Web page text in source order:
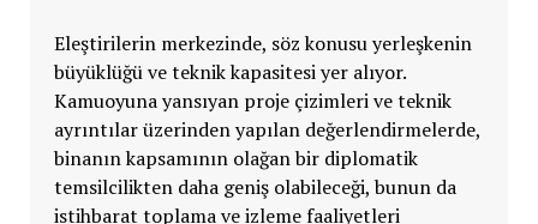
Eleştirilerin merkezinde, söz konusu yerleşkenin
büyüklüğü ve teknik kapasitesi yer alıyor.
Kamuoyuna yansıyan proje çizimleri ve teknik
ayrıntılar üzerinden yapılan değerlendirmelerde,
binanın kapsamının olağan bir diplomatik
temsilcilikten daha geniş olabileceği, bunun da
istihbarat toplama ve izleme faaliyetleri